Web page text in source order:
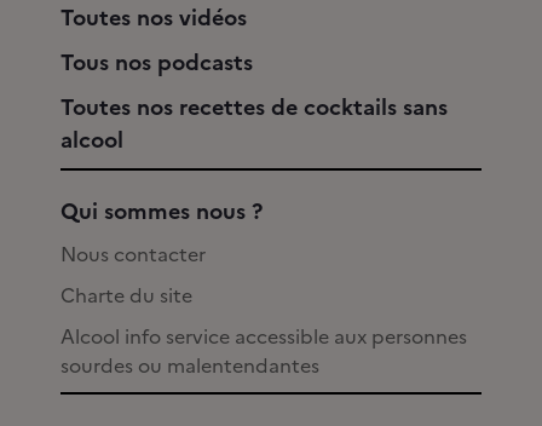
Toutes nos vidéos
Tous nos podcasts
Toutes nos recettes de cocktails sans
alcool
Qui sommes nous ?
Nous contacter
Charte du site
Alcool info service accessible aux personnes
sourdes ou malentendantes